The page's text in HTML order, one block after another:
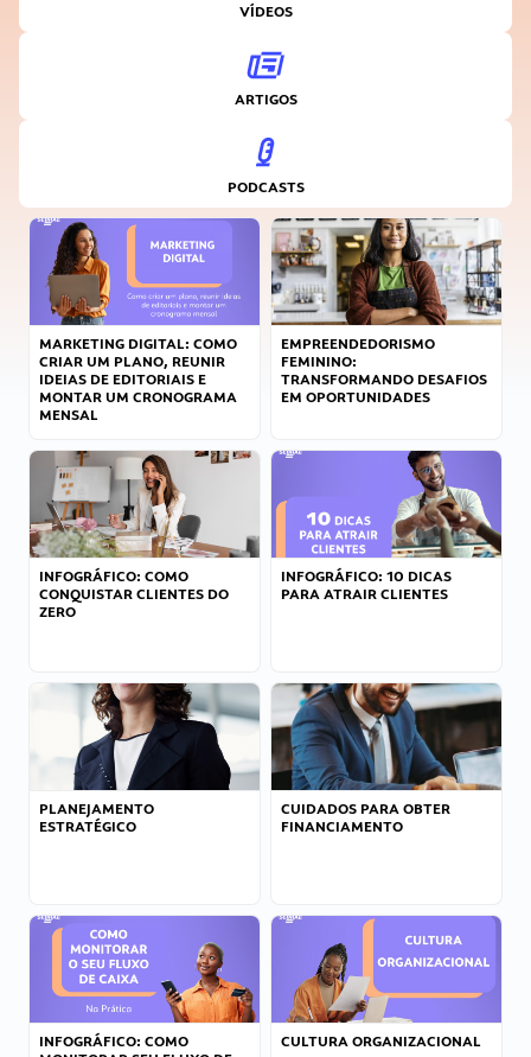
VÍDEOS
ARTIGOS
PODCASTS
MARKETING DIGITAL: COMO
CRIAR UM PLANO, REUNIR
IDEIAS DE EDITORIAIS E
MONTAR UM CRONOGRAMA
MENSAL
EMPREENDEDORISMO
FEMININO:
TRANSFORMANDO DESAFIOS
EM OPORTUNIDADES
INFOGRÁFICO: COMO
CONQUISTAR CLIENTES DO
ZERO
INFOGRÁFICO: 10 DICAS
PARA ATRAIR CLIENTES
PLANEJAMENTO
ESTRATÉGICO
CUIDADOS PARA OBTER
FINANCIAMENTO
INFOGRÁFICO: COMO
CULTURA ORGANIZACIONAL